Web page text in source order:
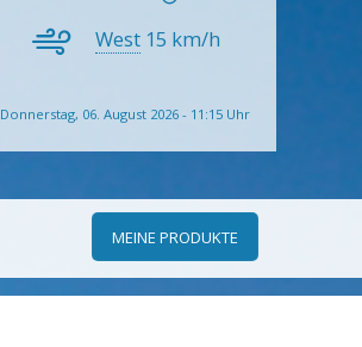
West 15 km/h
Donnerstag, 06. August 2026 - 11:15 Uhr
MEINE PRODUKTE